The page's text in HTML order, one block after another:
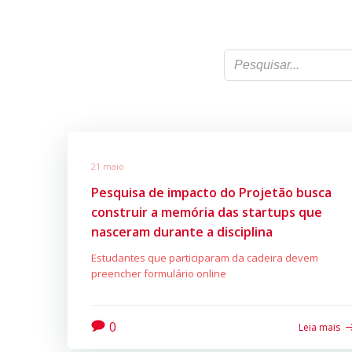
21 maio
Pesquisa de impacto do Projetão busca
construir a memória das startups que
nasceram durante a disciplina
Estudantes que participaram da cadeira devem
preencher formulário online
0 Leia mais